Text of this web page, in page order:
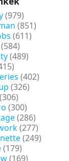
(979)
(851)
(611)
(584)
(489)
(402)
(326)
(306)
(300)
(286)
(277)
(249)
(179)
(169)